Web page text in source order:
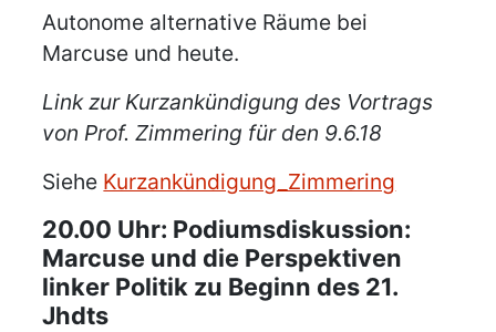
Autonome alternative Räume bei
Marcuse und heute.
Link zur Kurzankündigung des Vortrags
von Prof. Zimmering für den 9.6.18
Siehe Kurzankündigung_Zimmering
20.00 Uhr: Podiumsdiskussion:
Marcuse und die Perspektiven
linker Politik zu Beginn des 21.
Jhdts